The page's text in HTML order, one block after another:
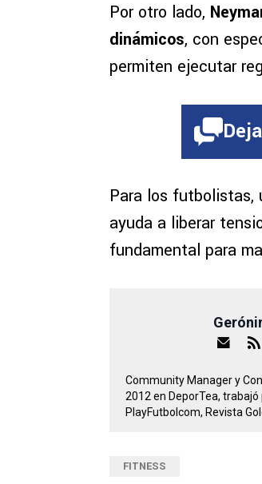
Por otro lado,
dinámicos, con
permiten ejecutar
Para los futbolistas,
ayuda a liberar
fundamental para
Community Manager y
2012 en DeporTea,
PlayFutbolcom, Revista
FITNESS